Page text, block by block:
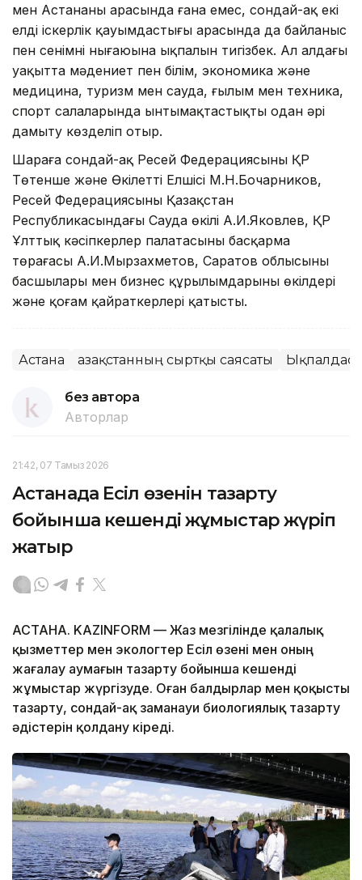
мен Астананың арасында ғана емес, сондай-ақ екі
елдің іскерлік қауымдастығы арасында да байланыс
пен сенімнің нығаюына ықпалын тигізбек. Ал алдағы
уақытта мәдениет пен білім, экономика және
медицина, туризм мен сауда, ғылым мен техника,
спорт салаларында ынтымақтастықты одан әрі
дамыту көзделіп отыр.
Шараға сондай-ақ Ресей Федерациясының ҚР
Төтенше және Өкілетті Елшісі М.Н.Бочарников,
Ресей Федерациясының Қазақстан
Республикасындағы Сауда өкілі А.И.Яковлев, ҚР
Ұлттық кәсіпкерлер палатасының басқарма
төрағасы А.И.Мырзахметов, Саратов облысының
басшылары мен бизнес құрылымдарының өкілдері
және қоғам қайраткерлері қатысты.
Астана Қазақстанның сыртқы саясаты
без автора
Авторлар
21:42, 07 Тамыз 2026
Астанада Есіл өзенін тазарту
бойынша кешенді жұмыстар жүріп
жатыр
АСТАНА. KAZINFORM — Жаз мезгілінде қалалық
қызметтер мен экологтер Есіл өзені мен оның
жағалау аумағын тазарту бойынша кешенді
жұмыстар жүргізуде. Оған балдырлар мен қоқысты
тазарту, сондай-ақ заманауи биологиялық тазарту
әдістерін қолдану кіреді.